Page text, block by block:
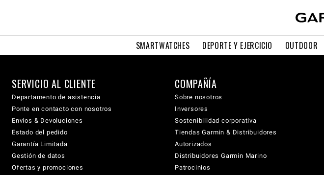
SMARTWATCHES DEPORTE Y EJERCICIO OUTDOOR
SERVICIO AL CLIENTE
Departamento de asistencia
Ponte en contacto con nosotros
Envíos & Devoluciones
Estado del pedido
Garantía Limitada
Gestión de datos
Ofertas y promociones
COMPAÑÍA
Sobre nosotros
Inversores
Sostenibilidad corporativa
Tiendas Garmin & Distribuidores
Autorizados
Distribuidores Garmin Marino
Patrocinios